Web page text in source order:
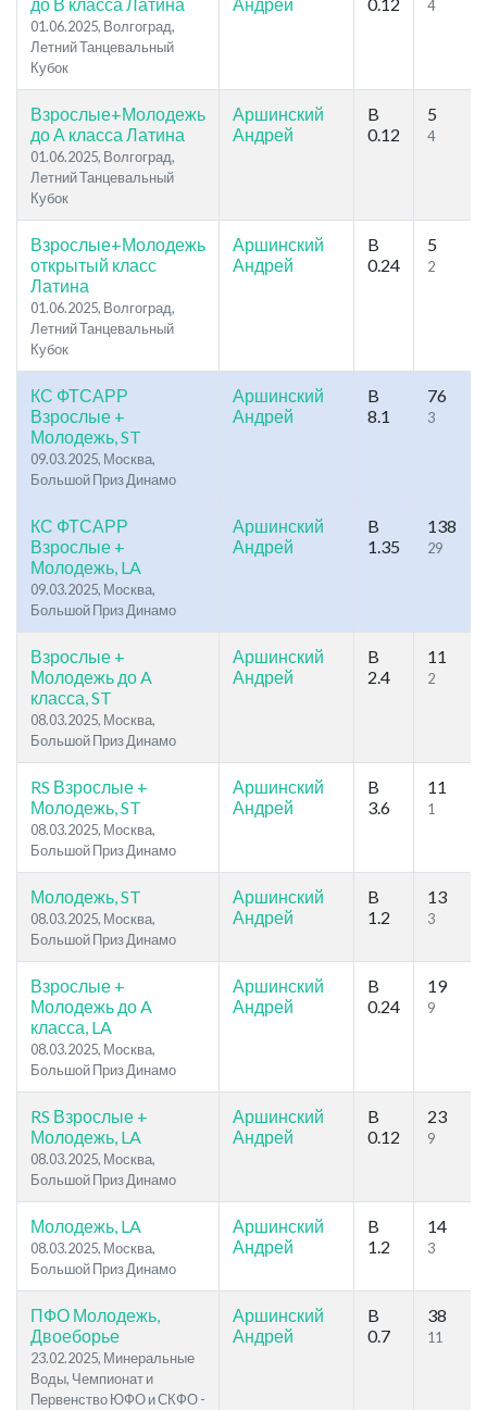
01.06.2025, Волгоград,
Летний Танцевальный
Кубок
4
Взрослые+Молодежь
до А класса Латина
01.06.2025, Волгоград,
Летний Танцевальный
Кубок
Аршинский
Андрей
B
0.12
5
4
Взрослые+Молодежь
открытый класс
Латина
01.06.2025, Волгоград,
Летний Танцевальный
Кубок
Аршинский
Андрей
B
0.24
5
2
КС ФТСАРР
Взрослые +
Молодежь, ST
09.03.2025, Москва,
Большой Приз Динамо
Аршинский
Андрей
B
8.1
76
3
КС ФТСАРР
Взрослые +
Молодежь, LA
09.03.2025, Москва,
Большой Приз Динамо
Аршинский
Андрей
B
1.35
138
29
Взрослые +
Молодежь до A
класса, ST
08.03.2025, Москва,
Большой Приз Динамо
Аршинский
Андрей
B
2.4
11
2
RS Взрослые +
Молодежь, ST
08.03.2025, Москва,
Большой Приз Динамо
Аршинский
Андрей
B
3.6
11
1
Молодежь, ST
08.03.2025, Москва,
Большой Приз Динамо
Аршинский
Андрей
B
1.2
13
3
Взрослые +
Молодежь до A
класса, LA
08.03.2025, Москва,
Большой Приз Динамо
Аршинский
Андрей
B
0.24
19
9
RS Взрослые +
Молодежь, LA
08.03.2025, Москва,
Большой Приз Динамо
Аршинский
Андрей
B
0.12
23
9
Молодежь, LA
08.03.2025, Москва,
Большой Приз Динамо
Аршинский
Андрей
B
1.2
14
3
ПФО Молодежь,
Двоеборье
23.02.2025, Минеральные
Воды, Чемпионат и
Первенство ЮФО и СКФО -
Аршинский
Андрей
B
0.7
38
11